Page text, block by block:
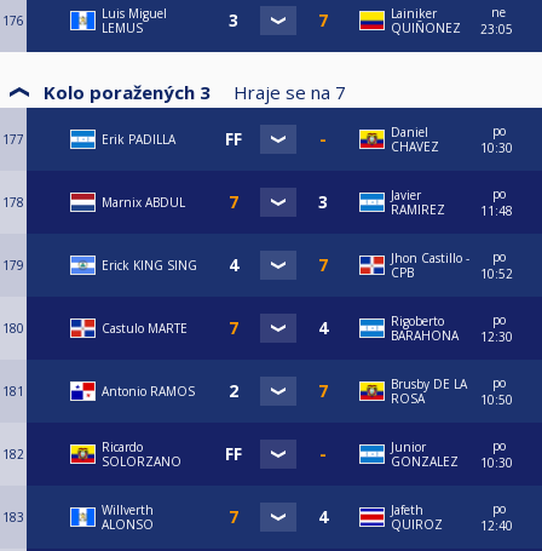
176
Luis Miguel
LEMUS
Lainiker
QUIÑONEZ
ne
23:05
Kolo poražených 3 Hraje se na 7
177 Erik PADILLA
Daniel
CHAVEZ
po
10:30
178 Marnix ABDUL
Javier
RAMIREZ
po
11:48
179 Erick KING SING
Jhon Castillo -
CPB
po
10:52
180 Castulo MARTE
Rigoberto
BARAHONA
po
12:30
181 Antonio RAMOS
Brusby DE LA
ROSA
po
10:50
182
Ricardo
SOLORZANO
Junior
GONZALEZ
po
10:30
183
Willverth
ALONSO
Jafeth
QUIROZ
po
12:40